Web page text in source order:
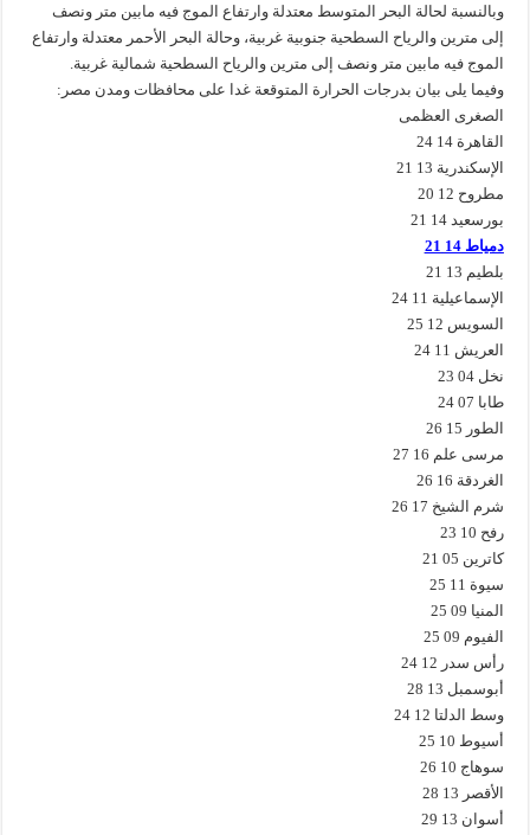
وبالنسبة لحالة البحر المتوسط معتدلة وارتفاع الموج فيه مابين متر ونصف
إلى مترين والرياح السطحية جنوبية غربية، وحالة البحر الأحمر معتدلة وارتفاع
الموج فيه مابين متر ونصف إلى مترين والرياح السطحية شمالية غربية.
وفيما يلى بيان بدرجات الحرارة المتوقعة غدا على محافظات ومدن مصر:
الصغرى العظمى
القاهرة 14 24
الإسكندرية 13 21
مطروح 12 20
بورسعيد 14 21
دمياط 14 21
بلطيم 13 21
الإسماعيلية 11 24
السويس 12 25
العريش 11 24
نخل 04 23
طابا 07 24
الطور 15 26
مرسى علم 16 27
الغردقة 16 26
شرم الشيخ 17 26
رفح 10 23
كاترين 05 21
سيوة 11 25
المنيا 09 25
الفيوم 09 25
رأس سدر 12 24
أبوسمبل 13 28
وسط الدلتا 12 24
أسيوط 10 25
سوهاج 10 26
الأقصر 13 28
أسوان 13 29